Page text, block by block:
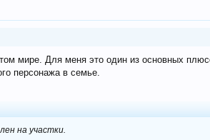
мире. Для меня это один из основных
персонажа в семье.
на участки.